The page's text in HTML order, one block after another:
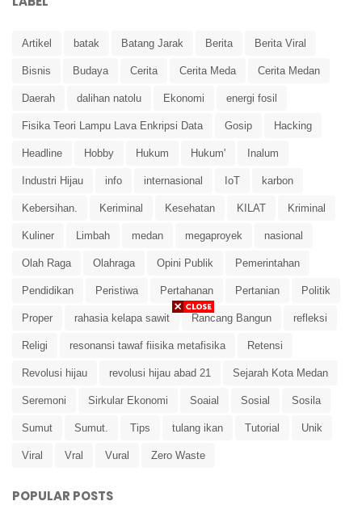
Artikel batak Batang Jarak Berita Berita Viral
Bisnis Budaya Cerita Cerita Meda Cerita Medan
Daerah dalihan natolu Ekonomi energi fosil
Fisika Teori Lampu Lava Enkripsi Data Gosip Hacking
Headline Hobby Hukum Hukum' Inalum
Industri Hijau info internasional IoT karbon
Kebersihan. Keriminal Kesehatan KILAT Kriminal
Kuliner Limbah medan megaproyek nasional
Olah Raga Olahraga Opini Publik Pemerintahan
Pendidikan Peristiwa Pertahanan Pertanian Politik
Proper rahasia kelapa sawit Rancang Bangun refleksi
Religi resonansi tawaf fiisika metafisika Retensi
Revolusi hijau revolusi hijau abad 21 Sejarah Kota Medan
Seremoni Sirkular Ekonomi Soaial Sosial Sosila
Sumut Sumut. Tips tulang ikan Tutorial Unik
Viral Vral Vural Zero Waste
POPULAR POSTS